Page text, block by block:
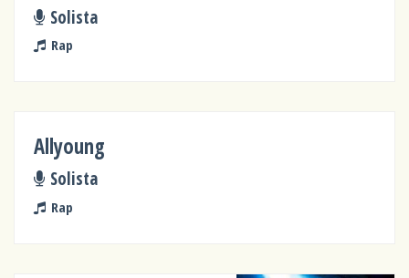
Solista
Rap
Allyoung
Solista
Rap